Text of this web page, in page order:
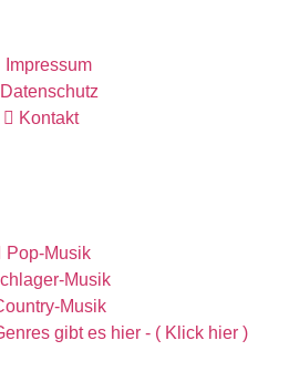
Impressum
Datenschutz
Kontakt
Pop-Musik
Musik
Musik
gibt es hier - ( Klick hier )